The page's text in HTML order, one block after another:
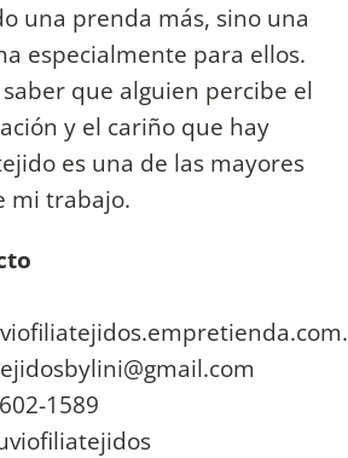
una prenda más, sino una
especialmente para ellos.
que alguien percibe el
y el cariño que hay
es una de las mayores
mi trabajo.
1589